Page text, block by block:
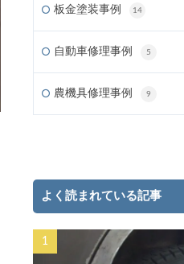
板金塗装事例 14
自動車修理事例 5
農機具修理事例 9
よく読まれている記事